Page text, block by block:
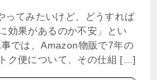
ってみたいけど、どうすれば
効果があるのか不安」とい
では、Amazon物販で7年の
ク便について、その仕組 […]